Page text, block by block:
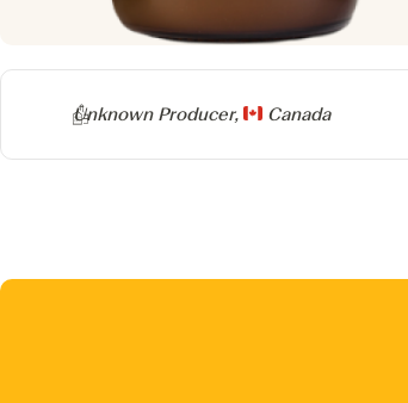
Producer
Unknown Producer, Canada